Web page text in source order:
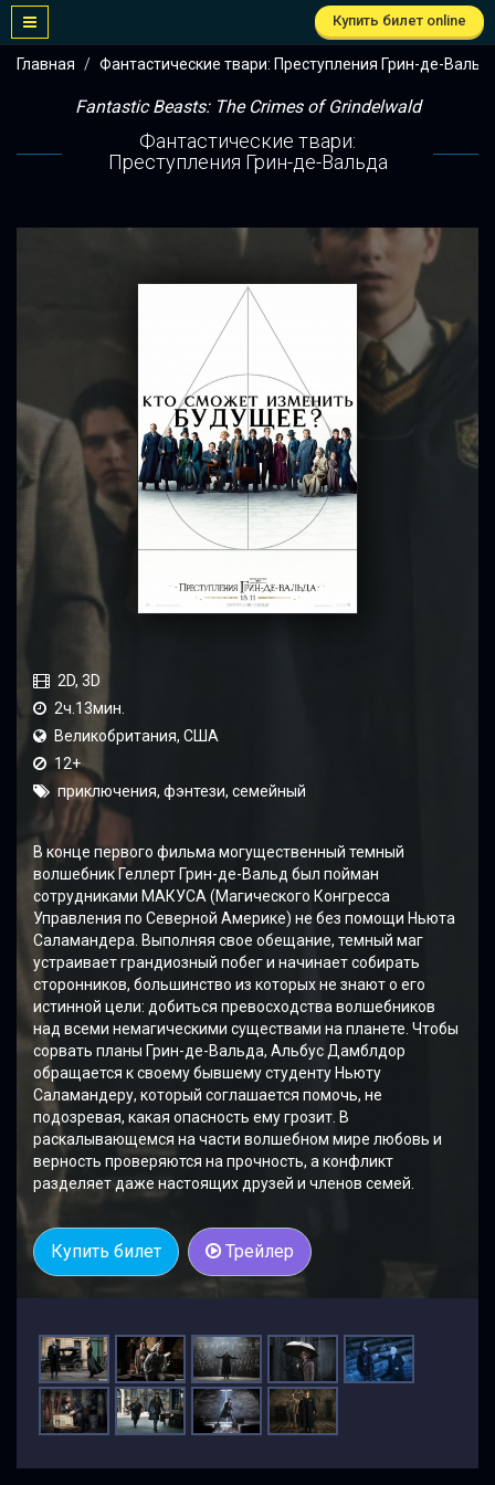
Купить билет online
Главная Фантастические твари: Преступления Грин-де-
Fantastic Beasts: The Crimes of Grindelwald
Фантастические твари:
Преступления Грин-де-Вальда
2D, 3D
2ч.13мин.
Великобритания, США
12+
приключения, фэнтези, семейный
В конце первого фильма могущественный темный
волшебник Геллерт Грин-де-Вальд был пойман
сотрудниками МАКУСА (Магического Конгресса
Управления по Северной Америке) не без помощи Ньюта
Саламандера. Выполняя свое обещание, темный маг
устраивает грандиозный побег и начинает собирать
сторонников, большинство из которых не знают о его
истинной цели: добиться превосходства волшебников
над всеми немагическими существами на планете. Чтобы
сорвать планы Грин-де-Вальда, Альбус Дамблдор
обращается к своему бывшему студенту Ньюту
Саламандеру, который соглашается помочь, не
подозревая, какая опасность ему грозит. В
раскалывающемся на части волшебном мире любовь и
верность проверяются на прочность, а конфликт
разделяет даже настоящих друзей и членов семей.
Купить билет Трейлер